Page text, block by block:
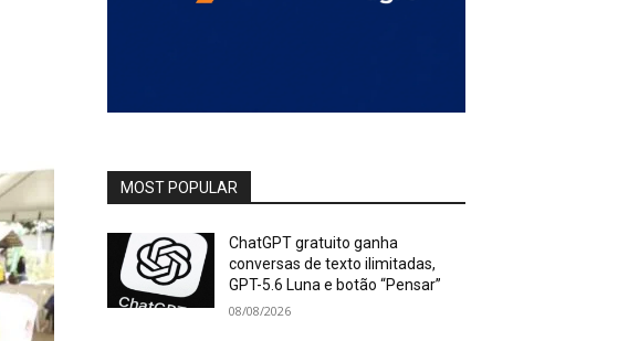
MOST POPULAR
ChatGPT gratuito ganha
conversas de texto ilimitadas,
GPT-5.6 Luna e botão “Pensar”
08/08/2026